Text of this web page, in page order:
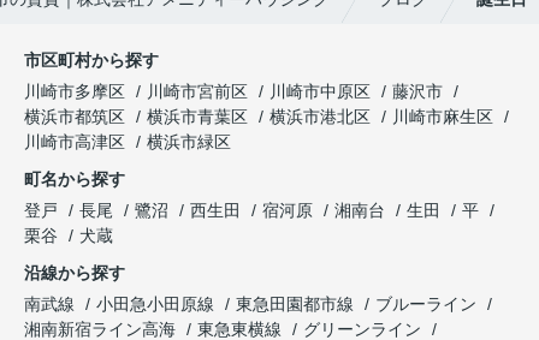
市区町村から探す
川崎市多摩区
川崎市宮前区 川崎市中原区
藤沢市
横浜市都筑区
横浜市青葉区 横浜市港北区
川崎市麻生区
川崎市高津区
横浜市緑区
町名から探す
登戸
長尾 鷺沼 西生田 宿河原 湘南台 生田
平
栗谷
犬蔵
沿線から探す
南武線
小田急小田原線 東急田園都市線
ブルーライン
湘南新宿ライン高海
東急東横線
グリーンライン